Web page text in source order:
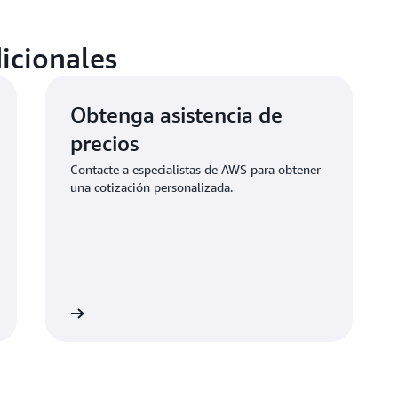
Obtenga asistencia de
precios
Contacte a especialistas de AWS para obtener
una cotización personalizada.